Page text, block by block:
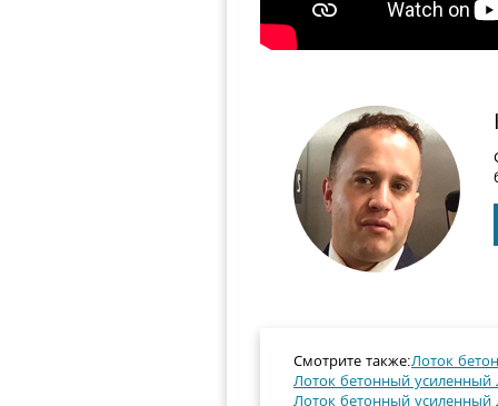
Смотрите также:Лоток
Лоток бетонный усиленный
Лоток бетонный усиленный